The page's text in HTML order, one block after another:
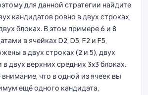
для данной стратегии найдите
кандидатов ровно в двух строках,
блоках. В этом примере 6 и 8
в ячейках D2, D5, F2 и F5,
в двух строках (2 и 5), двух
в двух верхних средних 3x3 блоках.
что в одной из ячеек вы
ещё одного кандидата,